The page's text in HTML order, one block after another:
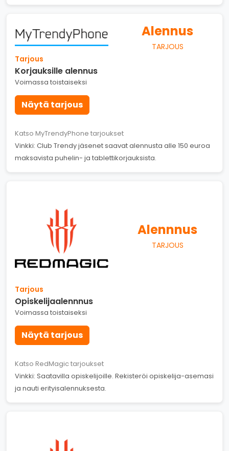
Alennus
TARJOUS
Tarjous
Korjauksille alennus
Voimassa toistaiseksi
Näytä tarjous
Katso MyTrendyPhone tarjoukset
Vinkki: Club Trendy jäsenet saavat alennusta alle 150 euroa
maksavista puhelin- ja tablettikorjauksista.
Alennnus
TARJOUS
Tarjous
Opiskelijaalennnus
Voimassa toistaiseksi
Näytä tarjous
Katso RedMagic tarjoukset
Vinkki: Saatavilla opiskelijoille. Rekisteröi opiskelija-asemasi
ja nauti erityisalennuksesta.